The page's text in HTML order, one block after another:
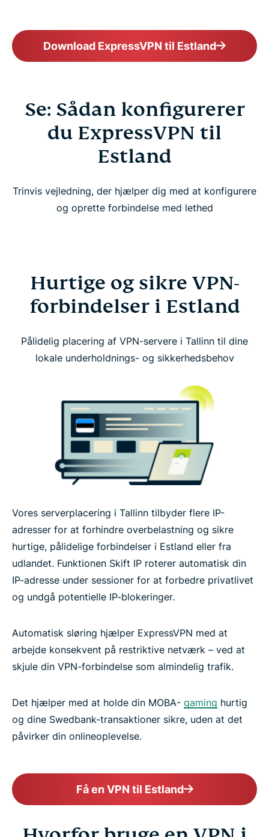
Download ExpressVPN til Estland
Se: Sådan konfigurerer
du ExpressVPN til
Estland
Trinvis vejledning, der hjælper dig med at konfigurere
og oprette forbindelse med lethed
Hurtige og sikre VPN-
forbindelser i Estland
Pålidelig placering af VPN-servere i Tallinn til dine
lokale underholdnings- og sikkerhedsbehov
Vores serverplacering i Tallinn tilbyder flere IP-
adresser for at forhindre overbelastning og sikre
hurtige, pålidelige forbindelser i Estland eller fra
udlandet. Funktionen Skift IP roterer automatisk din
IP-adresse under sessioner for at forbedre privatlivet
og undgå potentielle IP-blokeringer.
Automatisk sløring hjælper ExpressVPN med at
arbejde konsekvent på restriktive netværk – ved at
skjule din VPN-forbindelse som almindelig trafik.
Det hjælper med at holde din MOBA- gaming hurtig
og dine Swedbank-transaktioner sikre, uden at det
påvirker din onlineoplevelse.
Få en VPN til Estland